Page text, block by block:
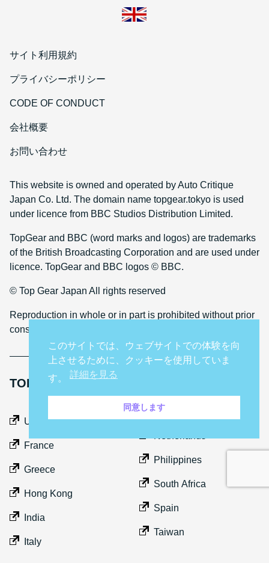
サイト利用規約
プライバシーポリシー
CODE OF CONDUCT
会社概要
お問い合わせ
This website is owned and operated by Auto Critique
Japan Co. Ltd. The domain name topgear.tokyo is used
under licence from BBC Studios Distribution Limited.
TopGear and BBC (word marks and logos) are trademarks
of the British Broadcasting Corporation and are used under
licence. TopGear and BBC logos © BBC.
© Top Gear Japan All rights reserved
Reproduction in whole or in part is prohibited without prior
consent
TOP GEAR INTERNATIONAL SITES
UK
France
Greece
Hong Kong
India
Italy
Middle East
Philippines
South Africa
Spain
Taiwan
このサイトでは、ウェブサイトでの体験を向
上させるために、クッキーを使用していま
す。 詳細を見る
同意します